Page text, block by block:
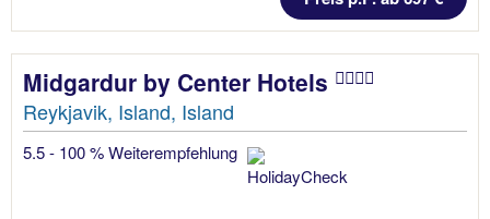
Midgardur by Center Hotels
Reykjavik, Island, Island
5.5 - 100 % Weiterempfehlung